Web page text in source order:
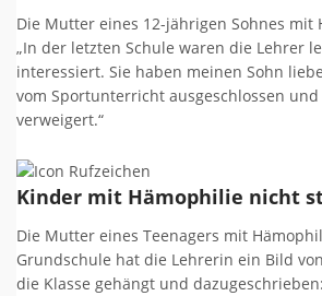
Die Mutter eines 12-jährigen Sohnes mit
„In der letzten Schule waren die Lehrer
interessiert. Sie haben meinen Sohn
vom Sportunterricht ausgeschlossen
verweigert.“
Kinder mit Hämophilie nicht
Die Mutter eines Teenagers mit
Grundschule hat die Lehrerin ein Bild
die Klasse gehängt und